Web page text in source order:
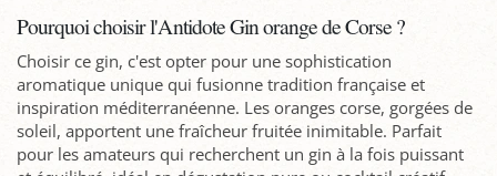
Pourquoi choisir l'Antidote Gin orange de Corse ?
Choisir ce gin, c'est opter pour une sophistication
aromatique unique qui fusionne tradition française et
inspiration méditerranéenne. Les oranges corse, gorgées de
soleil, apportent une fraîcheur fruitée inimitable. Parfait
pour les amateurs qui recherchent un gin à la fois puissant